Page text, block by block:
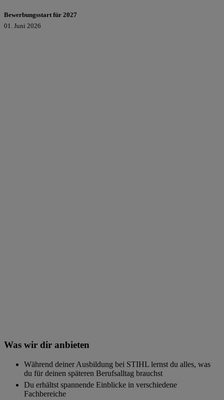
Bewerbungsstart für 2027
01. Juni 2026
Was wir dir anbieten
Während deiner Ausbildung bei STIHL lernst du alles, was
du für deinen späteren Berufsalltag brauchst
Du erhältst spannende Einblicke in verschiedene
Fachbereiche